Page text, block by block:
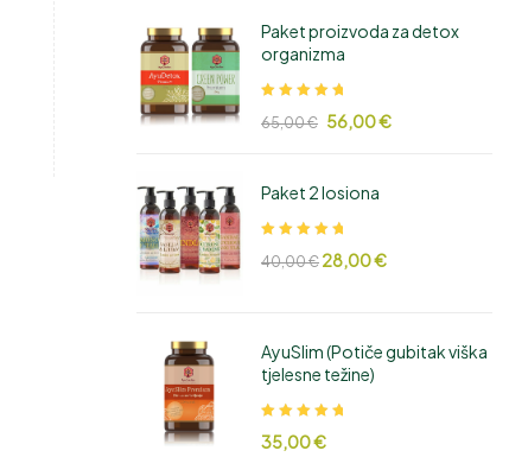
Paket proizvoda za detox
organizma
5.00od 5
65,00€ 56,00€
Paket 2 losiona
5.00od 5
40,00€28,00€
AyuSlim (Potiče gubitak viška
tjelesne težine)
5.00od 5
35,00€